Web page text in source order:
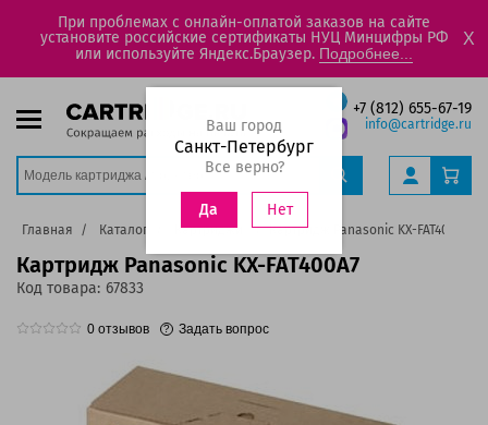
При проблемах с онлайн-оплатой заказов на сайте
установите российские сертификаты НУЦ Минцифры РФ
или используйте Яндекс.Браузер. Подробнее...
X
+7 (812) 655-67-19
info@cartridge.ru
Ваш город
Санкт-Петербург
Все верно?
Да Нет
Главная Каталог Картриджи Картридж Panasonic KX-FAT400A7
Картридж Panasonic KX-FAT400A7
Код товара: 67833
0 отзывов Задать вопрос